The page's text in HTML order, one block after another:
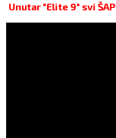
Unutar "Elite 9" svi